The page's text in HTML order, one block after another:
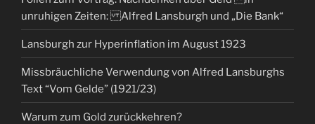
unruhigen Zeiten: Alfred Lansburgh und „Die Bank“
Lansburgh zur Hyperinflation im August 1923
Missbräuchliche Verwendung von Alfred Lansburghs
Text “Vom Gelde” (1921/23)
Warum zum Gold zurückkehren?